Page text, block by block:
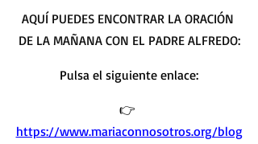
AQUÍ PUEDES ENCONTRAR LA ORACIÓN
DE LA MAÑANA CON EL PADRE ALFREDO:
Pulsa el siguiente enlace:
👉
https://www.mariaconnosotros.org/blog